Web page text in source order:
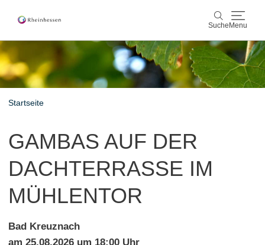
Suche Menu
Suche
Wein & Genuss
Buchung & Service
Startseite
GAMBAS AUF DER
DACHTERRASSE IM
MÜHLENTOR
Bad Kreuznach
am 25.08.2026 um 18:00 Uhr